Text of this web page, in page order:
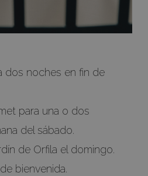
dos noches en fin de
para una o dos
del sábado.
de Orfila el domingo.
bienvenida.